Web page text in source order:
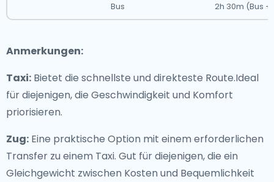
Bus 2h 30m (Bus +
Anmerkungen:
Taxi: Bietet die schnellste und direkteste Route.Ideal
für diejenigen, die Geschwindigkeit und Komfort
priorisieren.
Zug: Eine praktische Option mit einem erforderlichen
Transfer zu einem Taxi. Gut für diejenigen, die ein
Gleichgewicht zwischen Kosten und Bequemlichkeit